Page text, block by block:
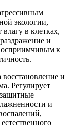
экологии,
в клетках,
и
к
и
Регулирует
и